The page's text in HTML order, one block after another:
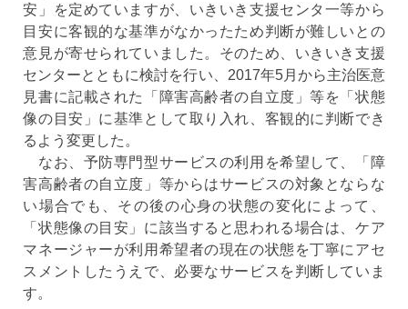
安」を定めていますが、いきいき支援センタ一等から
目安に客観的な基準がなかったため判断が難しいとの
意見が寄せられていました。そのため、いきいき支援
センターとともに検討を行い、2017年5月から主治医意
見書に記載された「障害高齢者の自立度」等を「状態
像の目安」に基準として取り入れ、客観的に判断でき
るよう変更した。
なお、予防専門型サービスの利用を希望して、「障
害高齢者の自立度」等からはサービスの対象とならな
い場合でも、その後の心身の状態の変化によって、
「状態像の目安」に該当すると思われる場合は、ケア
マネージャーが利用希望者の現在の状態を丁寧にアセ
スメントしたうえで、必要なサービスを判断していま
す。